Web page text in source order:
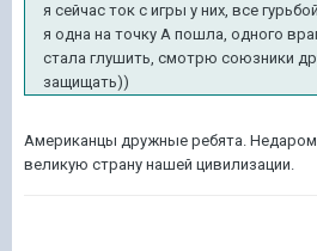
я сейчас ток с игры у них, все
я одна на точку А пошла, одного
стала глушить, смотрю союзники
защищать))
Американцы дружные ребята.
великую страну нашей цивилизации.